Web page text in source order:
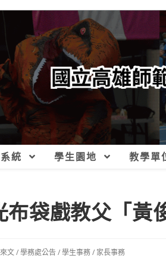
統 學生園地 教學單
布袋戲教父「黃
文/學務處公告/學生事務/ 家長事務